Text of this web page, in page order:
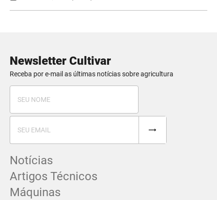
Newsletter Cultivar
Receba por e-mail as últimas notícias sobre agricultura
Notícias
Artigos Técnicos
Máquinas